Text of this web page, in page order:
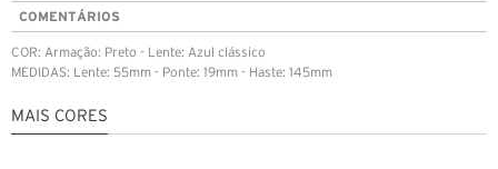
COMENTÁRIOS
COR: Armação: Preto - Lente: Azul clássico
MEDIDAS: Lente: 55mm - Ponte: 19mm - Haste: 145mm
MAIS CORES